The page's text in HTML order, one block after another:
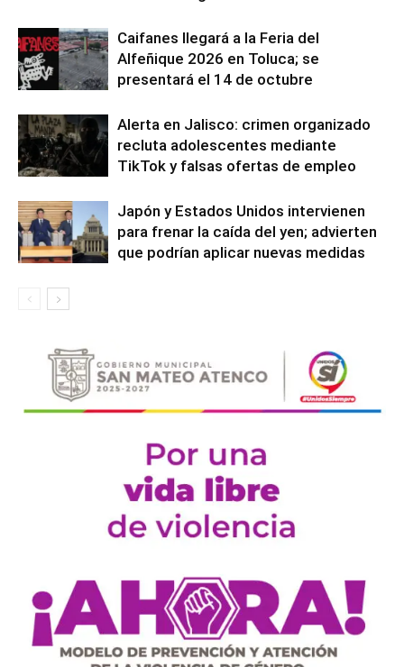
Caifanes llegará a la Feria del
Alfeñique 2026 en Toluca; se
presentará el 14 de octubre
Alerta en Jalisco: crimen organizado
recluta adolescentes mediante
TikTok y falsas ofertas de empleo
Japón y Estados Unidos intervienen
para frenar la caída del yen; advierten
que podrían aplicar nuevas medidas